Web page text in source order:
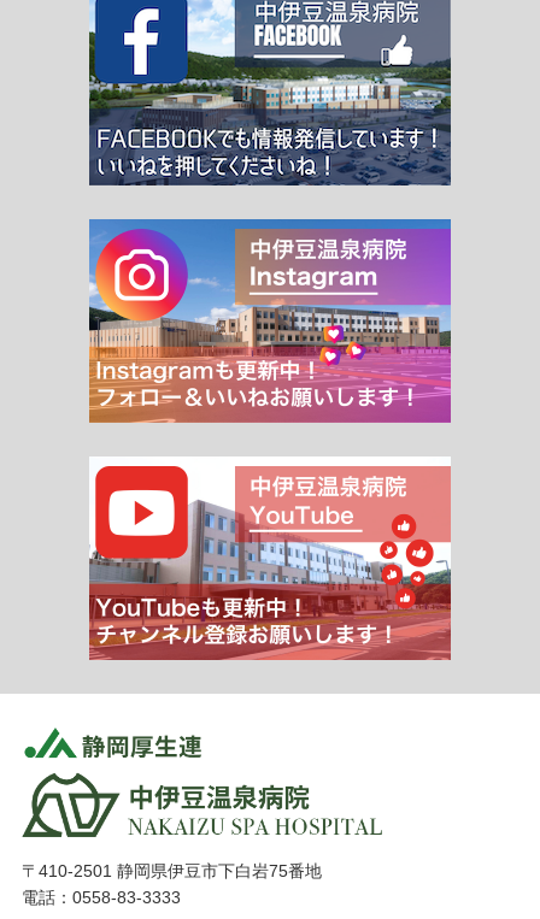
〒410-2501 静岡県伊豆市下白岩75番地
電話：0558-83-3333